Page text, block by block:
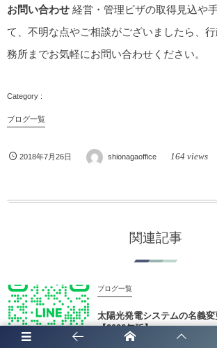
お問い合わせ 経営・管理ビザの取得見込や
て、不明な点やご相談がございましたら、
務所までお気軽にお問い合わせください。
ブログ一覧
2018年7月26日 shionagaoffice 164 views
関連記事
ブログ一覧
太陽光発電システムの名義変
【2026年版】